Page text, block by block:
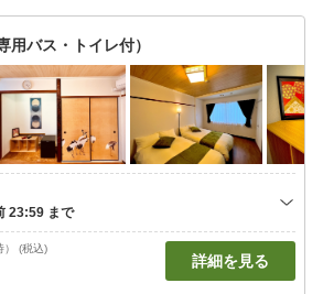
用バス・トイレ付）
） (税込)
詳細を見る